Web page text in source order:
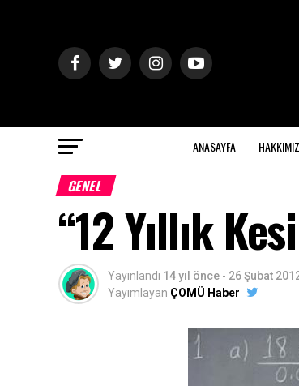
ANASAYFA
GENEL
“12 Yıllık
Yayınlandı 14 yıl önce - 26 Şubat
Yayımlayan ÇOMÜ Haber